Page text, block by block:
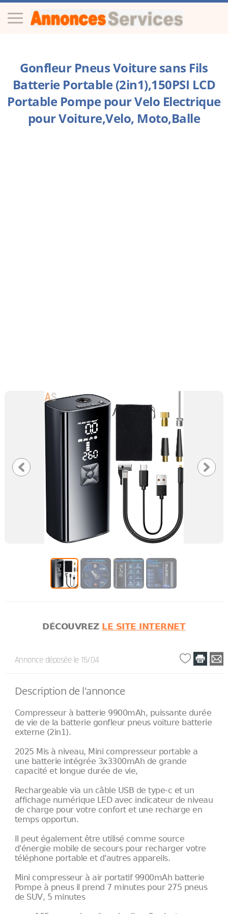
Gonfleur Pneus Voiture sans Fils
Batterie Portable (2in1),150PSI LCD
Portable Pompe pour Velo Electrique
pour Voiture,Velo, Moto,Balle
DÉCOUVREZ LE SITE INTERNET
Annonce déposée le 15/04
Description de l'annonce
Compresseur à batterie 9900mAh, puissante durée
de vie de la batterie gonfleur pneus voiture batterie
externe (2in1).
2025 Mis à niveau, Mini compresseur portable a
une batterie intégrée 3x3300mAh de grande
capacité et longue durée de vie,
Rechargeable via un câble USB de type-c et un
affichage numérique LED avec indicateur de niveau
de charge pour votre confort et une recharge en
temps opportun.
Il peut également être utilisé comme source
d'énergie mobile de secours pour recharger votre
téléphone portable et d'autres appareils.
Mini compresseur à air portatif 9900mAh batterie
Pompe à pneus il prend 7 minutes pour 275 pneus
de SUV, 5 minutes